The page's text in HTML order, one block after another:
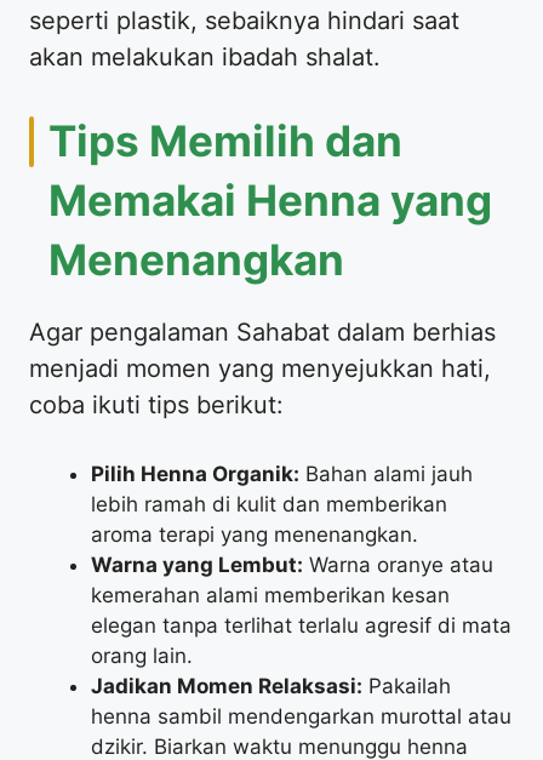
seperti plastik, sebaiknya hindari saat
akan melakukan ibadah shalat.
​Tips Memilih dan
Memakai Henna yang
Menenangkan
​Agar pengalaman Sahabat dalam berhias
menjadi momen yang menyejukkan hati,
coba ikuti tips berikut:
Pilih Henna Organik: Bahan alami jauh
lebih ramah di kulit dan memberikan
aroma terapi yang menenangkan.
Warna yang Lembut: Warna oranye atau
kemerahan alami memberikan kesan
elegan tanpa terlihat terlalu agresif di mata
orang lain.
Jadikan Momen Relaksasi: Pakailah
henna sambil mendengarkan murottal atau
dzikir. Biarkan waktu menunggu henna